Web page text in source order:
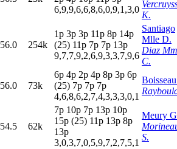
6,9,9,6,6,8,6,0,9,1,3,0
K.
56.0 254k
1p 3p 3p 11p 8p 14p
(25) 11p 7p 7p 13p
9,7,7,9,2,6,9,3,3,7,9,6
Santiago
Mlle D.
Diaz
C.
56.0 73k
6p 4p 2p 4p 8p 3p 6p
(25) 7p 7p 7p
4,6,8,6,2,7,4,3,3,3,0,1
54.5 62k
7p 10p 7p 13p 10p
15p (25) 11p 13p 8p
13p
3,0,3,7,0,5,9,7,2,7,5,1
Meury
S.